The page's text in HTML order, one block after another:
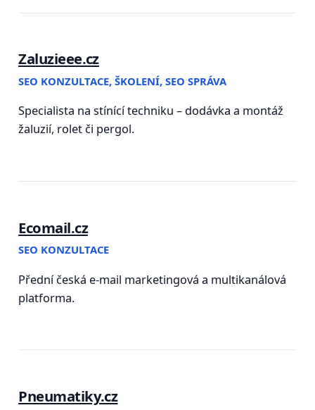
Zaluzieee.cz
SEO KONZULTACE, ŠKOLENÍ, SEO SPRÁVA
Specialista na stínící techniku – dodávka a montáž
žaluzií, rolet či pergol.
Ecomail.cz
SEO KONZULTACE
Přední česká e-mail marketingová a multikanálová
platforma.
Pneumatiky.cz